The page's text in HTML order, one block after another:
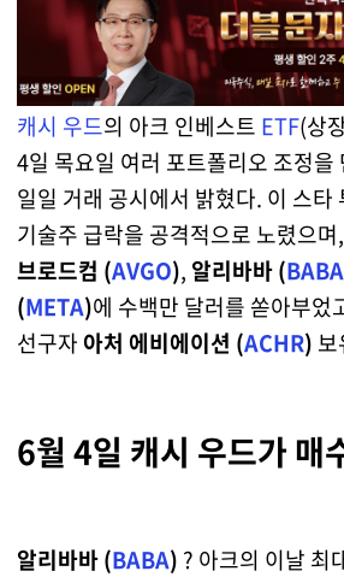
캐시 우드의 아크 인베스트 ETF(상
4일 목요일 여러 포트폴리오 조정을
일일 거래 공시에서 밝혔다. 이 스타
기술주 급락을 공격적으로 노렸으며,
브로드컴 (AVGO), 알리바바 (BABA
(META)에 수백만 달러를 쏟아부었
선구자아처 에비에이션 (ACHR)
6월 4일 캐시 우드가 매
알리바바 (BABA) ? 아크의 이날 최